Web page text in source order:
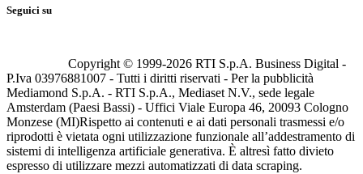
Seguici su
Copyright © 1999-2026 RTI S.p.A. Business Digital -
P.Iva 03976881007 - Tutti i diritti riservati - Per la pubblicità
Mediamond S.p.A. - RTI S.p.A., Mediaset N.V., sede legale
Amsterdam (Paesi Bassi) - Uffici Viale Europa 46, 20093 Cologno
Monzese (MI)Rispetto ai contenuti e ai dati personali trasmessi e/o
riprodotti è vietata ogni utilizzazione funzionale all’addestramento di
sistemi di intelligenza artificiale generativa. È altresì fatto divieto
espresso di utilizzare mezzi automatizzati di data scraping.